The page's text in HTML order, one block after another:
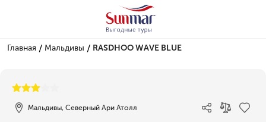
Главная / Мальдивы / RASDHOO WAVE BLUE
Мальдивы, Северный Ари Атолл